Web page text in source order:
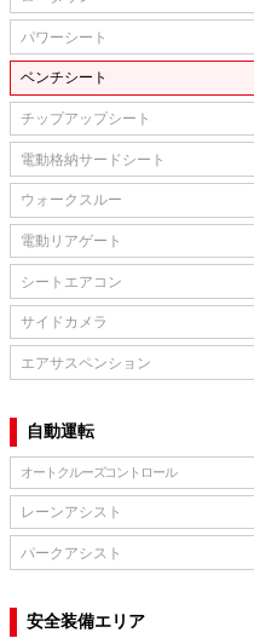
パワーシート
ベンチシート
チップアップシート
電動格納サードシート
ウォークスルー
電動リアゲート
シートエアコン
サイドカメラ
エアサスペンション
自動運転
オートクルーズコントロール
レーンアシスト
パークアシスト
安全装備エリア